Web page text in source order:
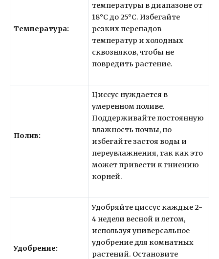
Температура:
температуры в диапазоне от
18°C до 25°C. Избегайте
резких перепадов
температур и холодных
сквозняков, чтобы не
повредить растение.
Полив:
Циссус нуждается в
умеренном поливе.
Поддерживайте постоянную
влажность почвы, но
избегайте застоя воды и
переувлажнения, так как это
может привести к гниению
корней.
Удобрение:
Удобряйте циссус каждые 2-
4 недели весной и летом,
используя универсальное
удобрение для комнатных
растений. Остановите